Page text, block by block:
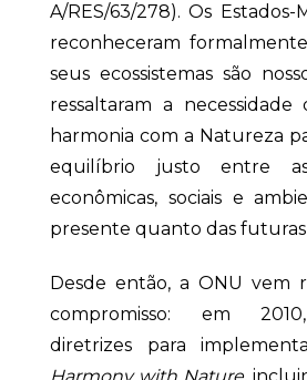
A/RES/63/278). Os Estados-
reconheceram
seus ecossistemas são
ressaltaram a
harmonia com a Natureza
equilíbrio justo entre as
econômicas, sociais e
presente quanto das futuras
Desde então, a ONU vem
compromisso: em
diretrizes para